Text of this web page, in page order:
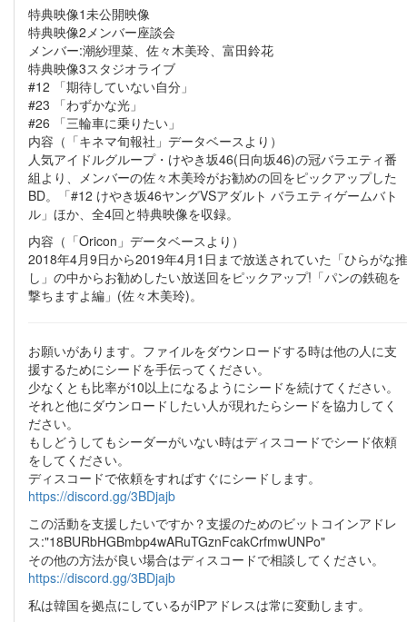
特典映像1未公開映像
特典映像2メンバー座談会
メンバー:潮紗理菜、佐々木美玲、富田鈴花
特典映像3スタジオライブ
#12 「期待していない自分」
#23 「わずかな光」
#26 「三輪車に乗りたい」
内容（「キネマ旬報社」データベースより）
人気アイドルグループ・けやき坂46(日向坂46)の冠バラエティ番
組より、メンバーの佐々木美玲がお勧めの回をピックアップした
BD。「#12 けやき坂46ヤングVSアダルト バラエティゲームバト
ル」ほか、全4回と特典映像を収録。
内容（「Oricon」データベースより）
2018年4月9日から2019年4月1日まで放送されていた「ひらがな推
し」の中からお勧めしたい放送回をピックアップ!「パンの鉄砲を
撃ちますよ編」(佐々木美玲)。
お願いがあります。ファイルをダウンロードする時は他の人に支
援するためにシードを手伝ってください。
少なくとも比率が10以上になるようにシードを続けてください。
それと他にダウンロードしたい人が現れたらシードを協力してく
ださい。
もしどうしてもシーダーがいない時はディスコードでシード依頼
をしてください。
ディスコードで依頼をすればすぐにシードします。
https://discord.gg/3BDjajb
この活動を支援したいですか？支援のためのビットコインアドレ
ス:"18BURbHGBmbp4wARuTGznFcakCrfmwUNPo"
その他の方法が良い場合はディスコードで相談してください。
https://discord.gg/3BDjajb
私は韓国を拠点にしているがIPアドレスは常に変動します。